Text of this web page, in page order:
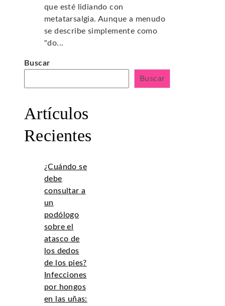
que esté lidiando con
metatarsalgia. Aunque a menudo
se describe simplemente como
"do...
Buscar
Buscar
Artículos
Recientes
¿Cuándo se
debe
consultar a
un
podólogo
sobre el
atasco de
los dedos
de los pies?
Infecciones
por hongos
en las uñas: